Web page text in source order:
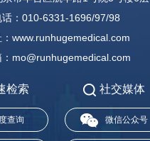
话：010-6331-1696/97/98
：www.runhugemedical.com
：mo@runhugemedical.com
检索
查询
社交媒体
微信公众号